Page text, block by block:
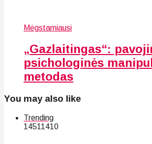
Mėgstamiausi
„Gazlaitingas“:
psichologinės
metodas
You may also like
Trending
14511410